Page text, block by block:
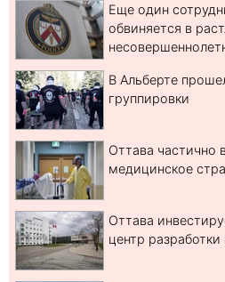
Еще один
обвиняется в
В Альберте
группировки
Оттава частично
медицинское
Оттава
центр